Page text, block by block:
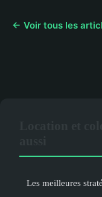
← Voir tous les
Les meilleures